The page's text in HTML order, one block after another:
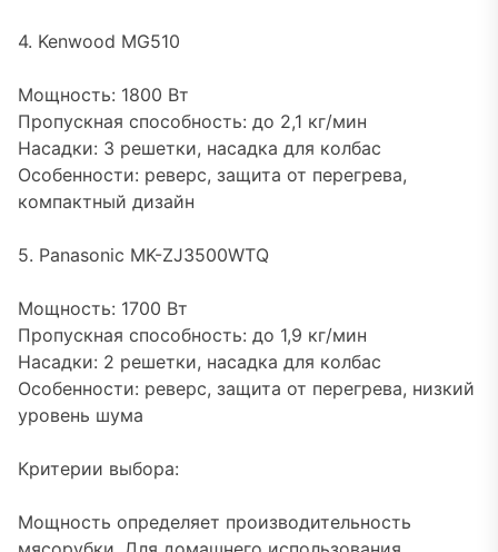
4. Kenwood MG510
Мощность: 1800 Вт
Пропускная способность: до 2,1 кг/мин
Насадки: 3 решетки, насадка для колбас
Особенности: реверс, защита от перегрева,
компактный дизайн
5. Panasonic MK-ZJ3500WTQ
Мощность: 1700 Вт
Пропускная способность: до 1,9 кг/мин
Насадки: 2 решетки, насадка для колбас
Особенности: реверс, защита от перегрева, низкий
уровень шума
Критерии выбора:
Мощность определяет производительность